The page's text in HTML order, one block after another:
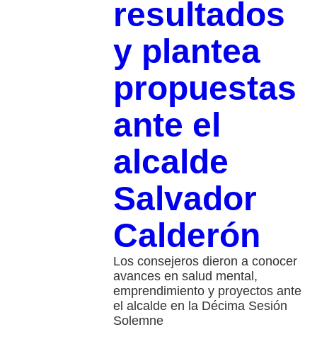
resultados
y plantea
propuestas
ante el
alcalde
Salvador
Calderón
Los consejeros dieron a conocer
avances en salud mental,
emprendimiento y proyectos ante
el alcalde en la Décima Sesión
Solemne